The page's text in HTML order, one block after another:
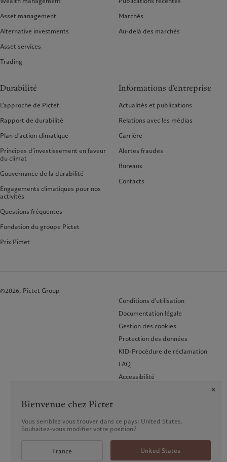
Asset management
Alternative investments
Asset services
Trading
Marchés
Au-delà des marchés
Durabilité
L’approche de Pictet
Rapport de durabilité
Plan d’action climatique
Principes d’investissement en faveur
du climat
Gouvernance de la durabilité
Engagements climatiques pour nos
activités
Questions fréquentes
Fondation du groupe Pictet
Prix Pictet
Informations d'entreprise
Actualités et publications
Relations avec les médias
Carrière
Alertes fraudes
Bureaux
Contacts
©2026, Pictet Group
Conditions d'utilisation
Documentation légale
Gestion des cookies
Protection des données
KID-Procédure de réclamation
FAQ
Accessibilité
Bienvenue chez Pictet
Vous semblez vous trouver dans ce pays: United States.
Souhaitez-vous modifier votre position?
France United States